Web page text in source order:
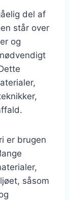
del af
står over
og
er brugen
såsom